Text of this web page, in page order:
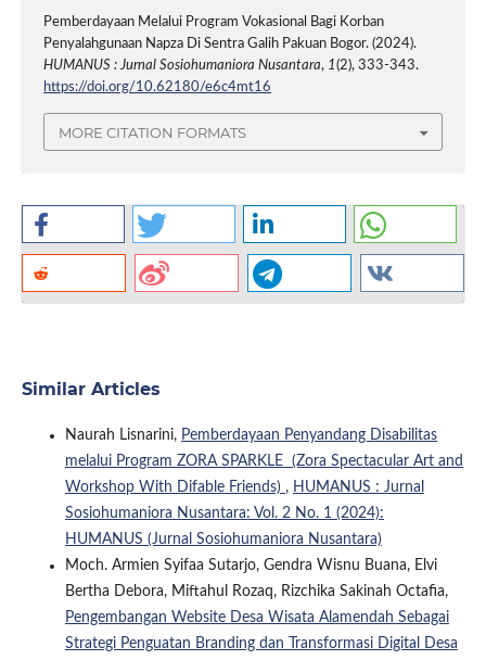
Pemberdayaan Melalui Program Vokasional Bagi Korban
Penyalahgunaan Napza Di Sentra Galih Pakuan Bogor. (2024).
HUMANUS : Jurnal Sosiohumaniora Nusantara, 1(2), 333-343.
https://doi.org/10.62180/e6c4mt16
MORE CITATION FORMATS
Similar Articles
Naurah Lisnarini, Pemberdayaan Penyandang Disabilitas
melalui Program ZORA SPARKLE (Zora Spectacular Art and
Workshop With Difable Friends) , HUMANUS : Jurnal
Sosiohumaniora Nusantara: Vol. 2 No. 1 (2024):
HUMANUS (Jurnal Sosiohumaniora Nusantara)
Moch. Armien Syifaa Sutarjo, Gendra Wisnu Buana, Elvi
Bertha Debora, Miftahul Rozaq, Rizchika Sakinah Octafia,
Pengembangan Website Desa Wisata Alamendah Sebagai
Strategi Penguatan Branding dan Transformasi Digital Desa